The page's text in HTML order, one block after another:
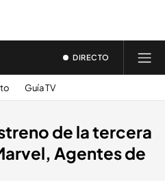
DIRECTO
Guía TV
de la tercera
Agentes de